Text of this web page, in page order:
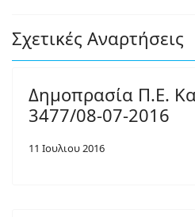
Σχετικές Αναρτήσεις
Δημοπρασία Π.Ε.
3477/08-07-2016
11 Ιουλιου 2016